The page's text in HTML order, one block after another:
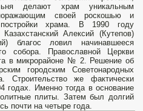
делают храм уникальным
своей роскошью и
храма. В 1990 году
Алексий (Кутепов)
благос ловил начинавшееся
собора. Православной Церкви
в микрорайоне № 2. Решение об
городским Советонародных
Строительство же фактически
годах. Именно тогда в основание
плиты. Затем был долгий
почти на четыре года.